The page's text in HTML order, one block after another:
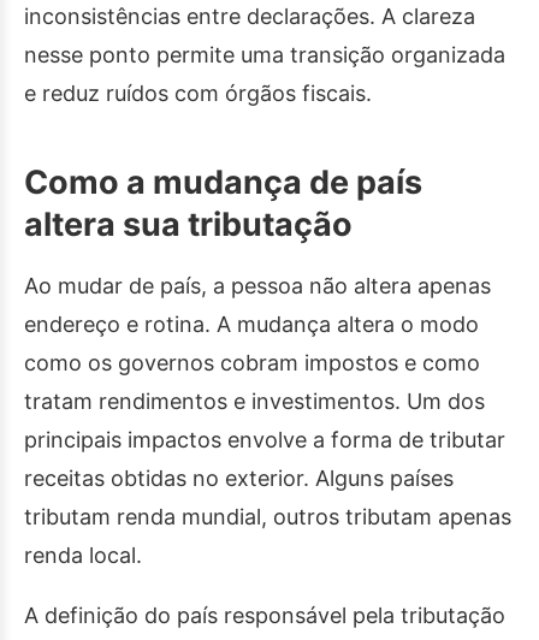
inconsistências entre declarações. A clareza
nesse ponto permite uma transição organizada
e reduz ruídos com órgãos fiscais.
Como a mudança de país
altera sua tributação
Ao mudar de país, a pessoa não altera apenas
endereço e rotina. A mudança altera o modo
como os governos cobram impostos e como
tratam rendimentos e investimentos. Um dos
principais impactos envolve a forma de tributar
receitas obtidas no exterior. Alguns países
tributam renda mundial, outros tributam apenas
renda local.
A definição do país responsável pela tributação